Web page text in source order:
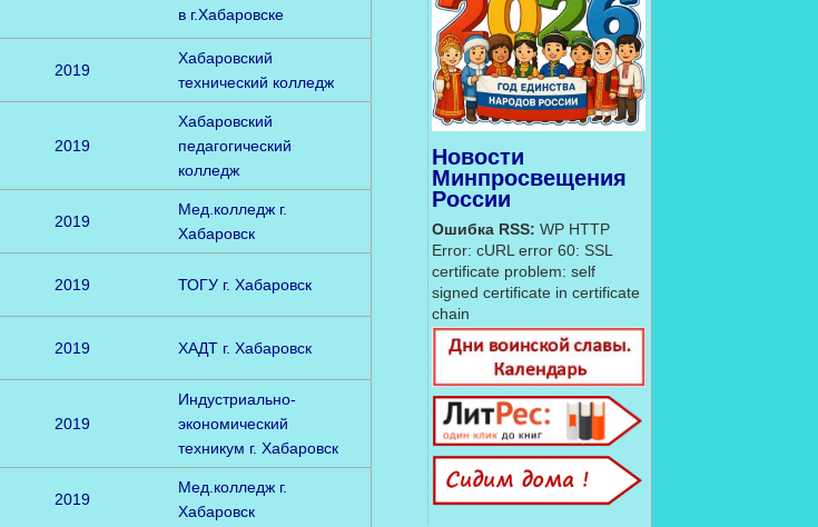
в г.Хабаровске
2019
Хабаровский
технический колледж
2019
Хабаровский
педагогический
колледж
2019
Мед.колледж г.
Хабаровск
2019 ТОГУ г. Хабаровск
2019 ХАДТ г. Хабаровск
2019
Индустриально-
экономический
техникум г. Хабаровск
2019
Мед.колледж г.
Хабаровск
Новости
Минпросвещения
России
Ошибка RSS: WP HTTP
Error: cURL error 60: SSL
certificate problem: self
signed certificate in certificate
chain